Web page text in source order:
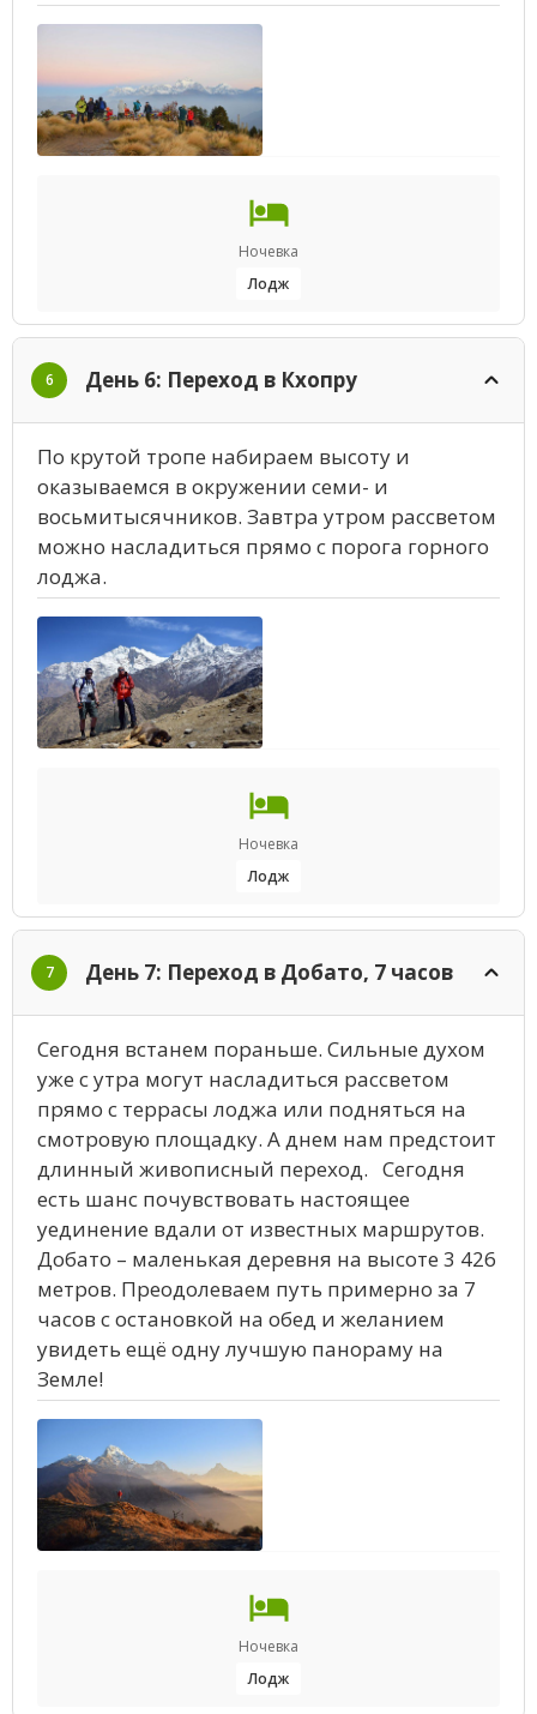
Ночевка
Лодж
6 День 6: Переход в Кхопру
По крутой тропе набираем высоту и
оказываемся в окружении семи- и
восьмитысячников. Завтра утром рассветом
можно насладиться прямо с порога горного
лоджа.
Ночевка
Лодж
7 День 7: Переход в Добато, 7 часов
Сегодня встанем пораньше. Сильные духом
уже с утра могут насладиться рассветом
прямо с террасы лоджа или подняться на
смотровую площадку. А днем нам предстоит
длинный живописный переход. Сегодня
есть шанс почувствовать настоящее
уединение вдали от известных маршрутов.
Добато – маленькая деревня на высоте 3 426
метров. Преодолеваем путь примерно за 7
часов с остановкой на обед и желанием
увидеть ещё одну лучшую панораму на
Земле!
Ночевка
Лодж